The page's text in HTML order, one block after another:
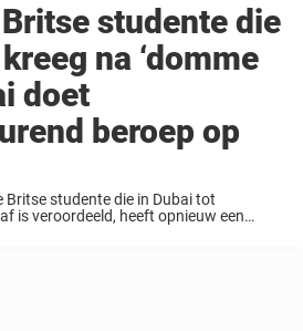
studente die
na ‘domme
doet
beroep op
Britse studente die in Dubai tot
is veroordeeld, heeft opnieuw een